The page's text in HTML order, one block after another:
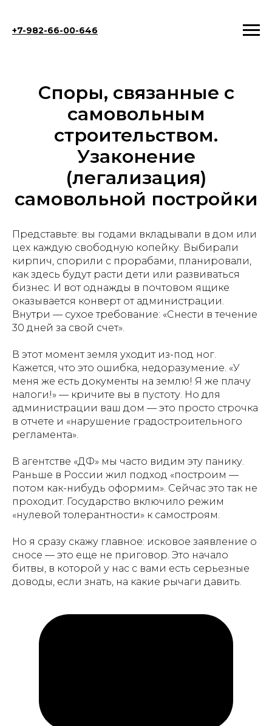
+7-982-66-00-646
Споры, связанные с
самовольным
строительством.
Узаконение
(легализация)
самовольной постройки
Представьте: вы годами вкладывали в дом или
цех каждую свободную копейку. Выбирали
кирпич, спорили с прорабами, планировали,
как здесь будут расти дети или развиваться
бизнес. И вот однажды в почтовом ящике
оказывается конверт от администрации.
Внутри — сухое требование: «Снести в течение
30 дней за свой счет».
В этот момент земля уходит из-под ног.
Кажется, что это ошибка, недоразумение. «У
меня же есть документы на землю! Я же плачу
налоги!» — кричите вы в пустоту. Но для
администрации ваш дом — это просто строчка
в отчете и «нарушение градостроительного
регламента».
В агентстве «ДФ» мы часто видим эту панику.
Раньше в России жил подход «построим —
потом как-нибудь оформим». Сейчас это так не
проходит. Государство включило режим
«нулевой толерантности» к самостроям.
Но я сразу скажу главное: исковое заявление о
сносе — это еще не приговор. Это начало
битвы, в которой у нас с вами есть серьезные
доводы, если знать, на какие рычаги давить.